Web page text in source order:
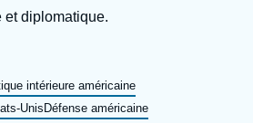
Proche-Orient
et diplomatique.
intérieure américaine
Unis Défense américaine